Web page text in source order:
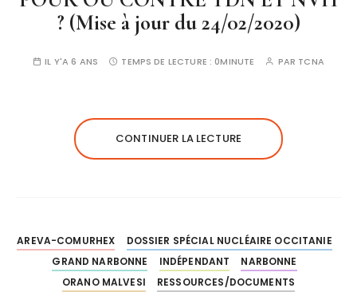
? (Mise à jour du 24/02/2020)
IL Y'A 6 ANS TEMPS DE LECTURE : 0MINUTE PAR TCNA
CONTINUER LA LECTURE
AREVA-COMURHEX
DOSSIER SPÉCIAL NUCLÉAIRE OCCITANIE
GRAND NARBONNE
INDÉPENDANT
NARBONNE
ORANO MALVESI
RESSOURCES/DOCUMENTS